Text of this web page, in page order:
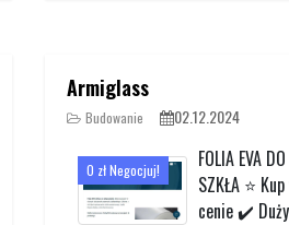
Armiglass
Budowanie 02.12.2024
0 zł Negocjuj!
FOLIA EVA
SZKŁA ⭐️
cenie ✔️